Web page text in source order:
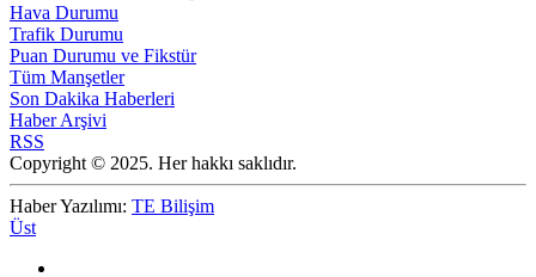
Hava Durumu
Trafik Durumu
Puan Durumu ve Fikstür
Tüm Manşetler
Son Dakika Haberleri
Haber Arşivi
RSS
Copyright © 2025. Her hakkı saklıdır.
Haber Yazılımı: TE Bilişim
Üst